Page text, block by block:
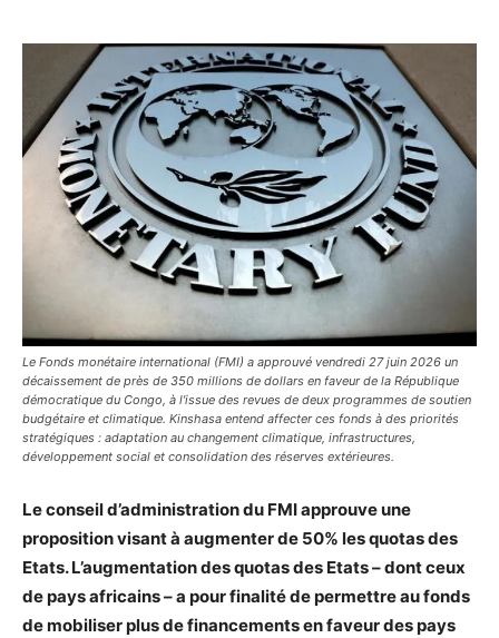
Le Fonds monétaire international (FMI) a approuvé vendredi 27 juin 2026 un
décaissement de près de 350 millions de dollars en faveur de la République
démocratique du Congo, à l'issue des revues de deux programmes de soutien
budgétaire et climatique. Kinshasa entend affecter ces fonds à des priorités
stratégiques : adaptation au changement climatique, infrastructures,
développement social et consolidation des réserves extérieures.
Le conseil d’administration du FMI approuve une
proposition visant à augmenter de 50% les quotas des
Etats. L’augmentation des quotas des Etats – dont ceux
de pays africains – a pour finalité de permettre au fonds
de mobiliser plus de financements en faveur des pays